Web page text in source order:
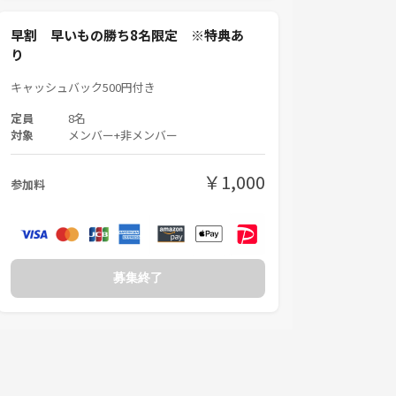
早割 早いもの勝ち8名限定 ※特典あ
り
キャッシュバック500円付き
定員 8名
対象
メンバー+非メンバー
参加料 ￥1,000
募集終了